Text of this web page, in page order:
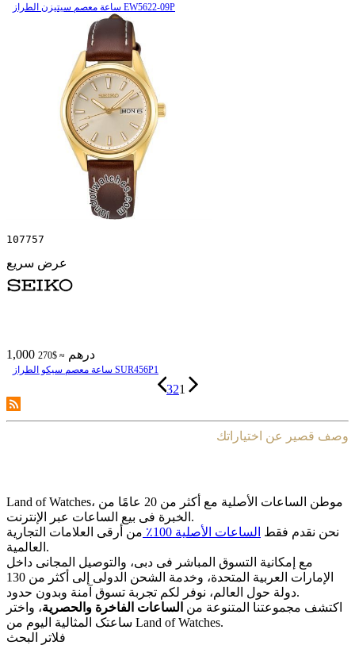
ساعة معصم سیتیزن الطراز EW5622-09P
107757
عرض سريع
1,000 درهم ≈ $270
ساعة معصم سیکو الطراز SUR456P1
321
وصف قصير عن اختياراتك
Land of Watches، موطن الساعات الأصلیة مع أکثر من 20 عامًا من
الخبرة فی بیع الساعات عبر الإنترنت.
نحن نقدم فقط الساعات الأصلیة 100٪
من أرقى العلامات التجاریة
العالمیة.
مع إمکانیة التسوق المباشر فی دبی، والتوصیل المجانی داخل
الإمارات العربیة المتحدة، وخدمة الشحن الدولی إلى أکثر من 130
دولة حول العالم، نوفر لکم تجربة تسوق آمنة وبدون حدود.
اکتشف مجموعتنا المتنوعة من الساعات الفاخرة والحصریة، واختر
ساعتک المثالیة الیوم من Land of Watches.
فلاتر البحث